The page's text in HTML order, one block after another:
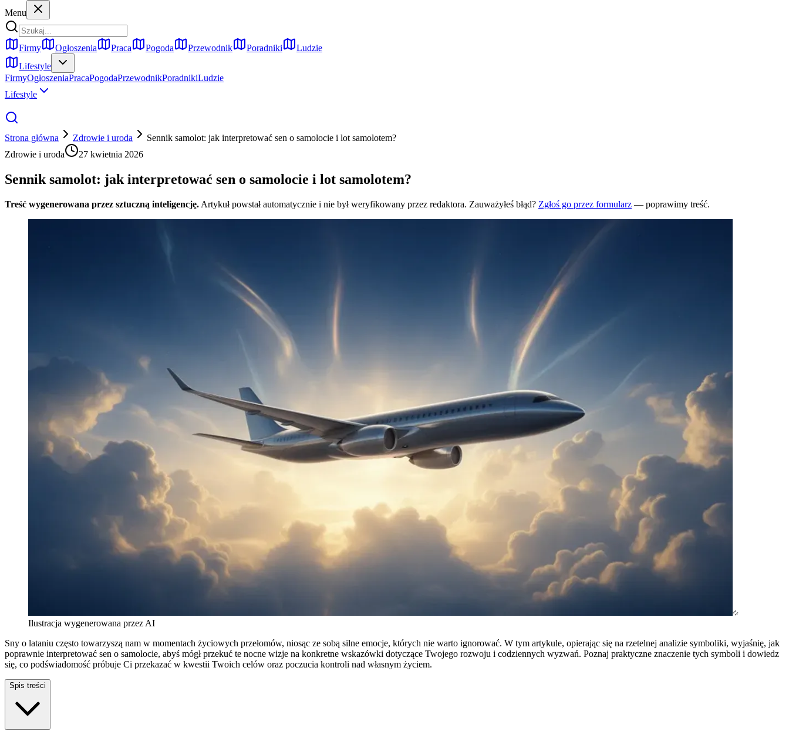
Menu
Firmy Ogłoszenia Praca Pogoda Przewodnik Poradniki
Ludzie
Lifestyle
FirmyOgłoszeniaPracaPogodaPrzewodnikPoradnikiLudzie
Lifestyle
Strona główna Zdrowie i uroda
Sennik samolot: jak interpretować sen o samolocie i lot samolotem?
Zdrowie i uroda
27 kwietnia 2026
Sennik samolot: jak interpretować sen o samolocie i lot samolotem?
Treść wygenerowana przez sztuczną inteligencję. Artykuł powstał automatycznie i nie był weryfikowany przez redaktora. Zauważyłeś błąd? Zgłoś go przez formularz — poprawimy treść.
Ilustracja wygenerowana przez AI
Sny o lataniu często towarzyszą nam w momentach życiowych przełomów, niosąc ze sobą silne emocje, których nie warto ignorować. W tym artykule, opierając się na rzetelnej analizie symboliki, wyjaśnię, jak
poprawnie interpretować sen o samolocie, abyś mógł przekuć te nocne wizje na konkretne wskazówki dotyczące Twojego rozwoju i codziennych wyzwań. Poznaj praktyczne znaczenie tych symboli i dowiedz
się, co podświadomość próbuje Ci przekazać w kwestii Twoich celów oraz poczucia kontroli nad własnym życiem.
Spis treści